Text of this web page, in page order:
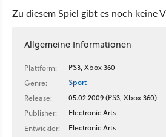
Zu diesem Spiel gibt es noch keine
Allgemeine Informationen
Plattform:
PS3, Xbox 360
Genre:
Sport
Release:
05.02.2009 (PS3, Xbox 360)
Publisher:
Electronic Arts
Entwickler:
Electronic Arts